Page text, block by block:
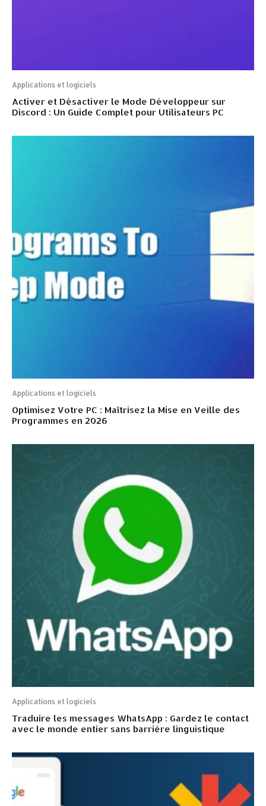
Applications et logiciels
Activer et Désactiver le Mode Développeur sur
Discord : Un Guide Complet pour Utilisateurs PC
Applications et logiciels
Optimisez Votre PC : Maîtrisez la Mise en Veille des
Programmes en 2026
Applications et logiciels
Traduire les messages WhatsApp : Gardez le contact
avec le monde entier sans barrière linguistique